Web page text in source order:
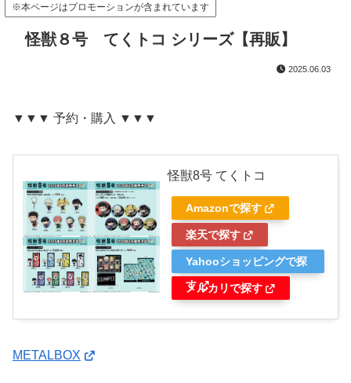
※本ページはプロモーションが含まれています
怪獣８号 てくトコ シリーズ【再販】
2025.06.03
▼▼▼ 予約・購入 ▼▼▼
怪獣8号 てくトコ
Amazonで探す
楽天で探す
Yahooショッピングで探
す
メルカリで探す
METALBOX